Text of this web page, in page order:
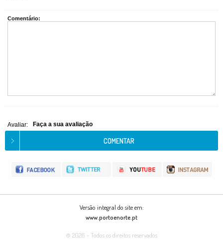
Comentário:
Avaliar: Faça a sua avaliação
Versão integral do site em:
www.portoenorte.pt
© 2026 - Todos os direitos reservados